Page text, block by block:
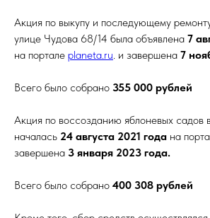
Акция по выкупу и последующему
улице Чудова 68/14 была объявлена 7
на портале planeta.ru. и завершена 7
Всего было собрано 355 000 рублей
Акция по воссозданию яблоневых садов
началась 24 августа 2021 года на
завершена 3 января 2023 года.
Всего было собрано 400 308 рублей